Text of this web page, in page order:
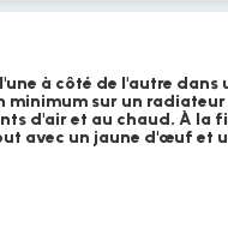
à côté de l'autre dans
minimum sur un
d'air et au chaud. À la
avec un jaune d'œuf et